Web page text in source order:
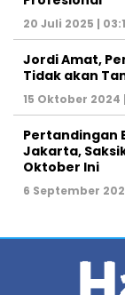
20 Juli 2025 |
Jordi Amat,
Tidak akan
15 Oktober 2024
Pertandingan
Jakarta,
Oktober Ini
6 September